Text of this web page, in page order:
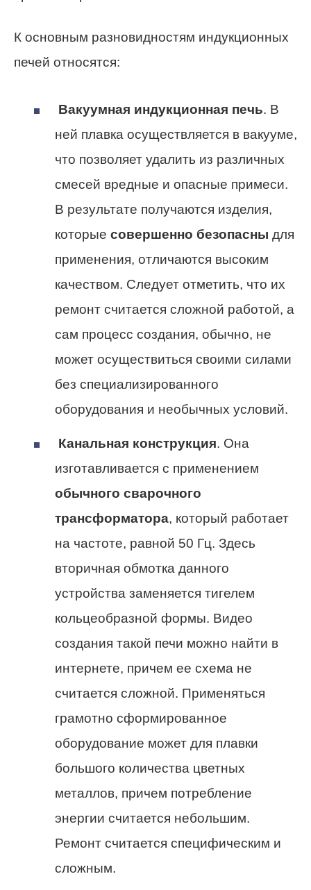
К основным разновидностям индукционных
печей относятся:
Вакуумная индукционная печь. В
ней плавка осуществляется в вакууме,
что позволяет удалить из различных
смесей вредные и опасные примеси.
В результате получаются изделия,
которые совершенно безопасны для
применения, отличаются высоким
качеством. Следует отметить, что их
ремонт считается сложной работой, а
сам процесс создания, обычно, не
может осуществиться своими силами
без специализированного
оборудования и необычных условий.
Канальная конструкция. Она
изготавливается с применением
обычного сварочного
трансформатора, который работает
на частоте, равной 50 Гц. Здесь
вторичная обмотка данного
устройства заменяется тигелем
кольцеобразной формы. Видео
создания такой печи можно найти в
интернете, причем ее схема не
считается сложной. Применяться
грамотно сформированное
оборудование может для плавки
большого количества цветных
металлов, причем потребление
энергии считается небольшим.
Ремонт считается специфическим и
сложным.